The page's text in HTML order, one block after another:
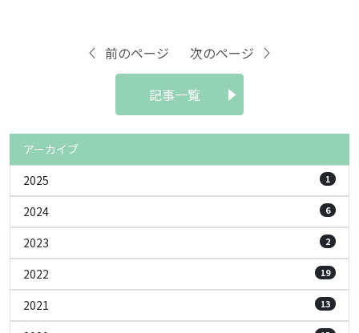
前のページ
記事一覧
次のページ
アーカイブ
2025
1
2024 6
2023 2
2022 19
2021 13